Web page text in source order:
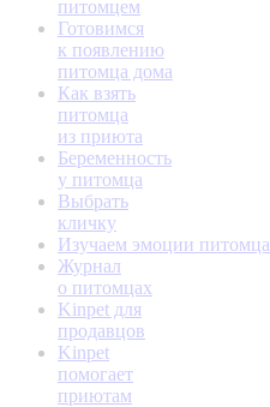
питомцем
Готовимся
к появлению
питомца дома
Как взять
питомца
из приюта
Беременность
у питомца
Выбрать
кличку
Изучаем эмоции питомца
Журнал
о питомцах
Kinpet для
продавцов
Kinpet
помогает
приютам